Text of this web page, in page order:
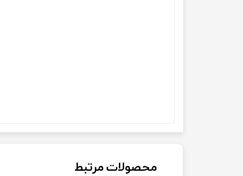
محصولات مرتبط